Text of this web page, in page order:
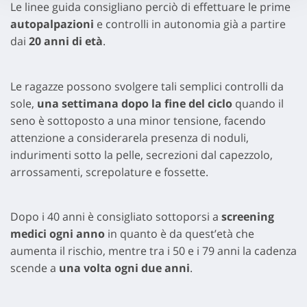
Le linee guida consigliano perciò di effettuare le prime
autopalpazioni e controlli in autonomia già a partire
dai 20 anni di età.
Le ragazze possono svolgere tali semplici controlli da
sole, una settimana dopo la fine del ciclo quando il
seno è sottoposto a una minor tensione, facendo
attenzione a considerarela presenza di noduli,
indurimenti sotto la pelle, secrezioni dal capezzolo,
arrossamenti, screpolature e fossette.
Dopo i 40 anni è consigliato sottoporsi a screening
medici ogni anno in quanto è da quest’età che
aumenta il rischio, mentre tra i 50 e i 79 anni la cadenza
scende a una volta ogni due anni.